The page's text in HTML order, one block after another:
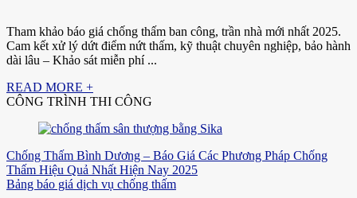
Tham khảo báo giá chống thấm ban công, trần nhà mới nhất 2025.
Cam kết xử lý dứt điểm nứt thấm, kỹ thuật chuyên nghiệp, bảo hành
dài lâu – Khảo sát miễn phí ...
READ MORE +
CÔNG TRÌNH THI CÔNG
Chống Thấm Bình Dương – Báo Giá Các Phương Pháp Chống
Thấm Hiệu Quả Nhất Hiện Nay 2025
Bảng báo giá dịch vụ chống thấm